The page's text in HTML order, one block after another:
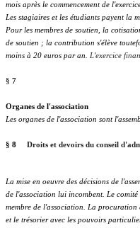
mois après le commencement de
Les stagiaires et les étudiants payent la
Pour les membres de soutien, la
de soutien ; la contribution s'élève
moins à 20 euros par an. L'exercice
§ 7
Organes de l'association
Les organes de l'association sont
§ 8 Droits et devoirs du conseil
La mise en oeuvre des décisions de
de l'association lui incombent. Le
membre de l'association. La
et le trésorier avec les pouvoirs